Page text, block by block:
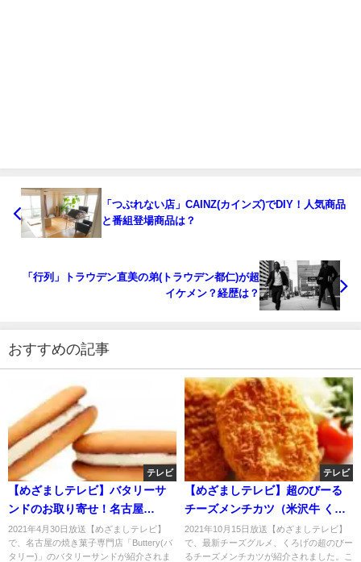
「つぶれない店」CAINZ(カインズ)でDIY！人気商品
と番組登場商品は？
「行列」トラウデン直美の弟(トラウデン都仁)が超
イケメン？経歴は？
おすすめの記事
テレビ
【めざましテレビ】バタリーサ
ンドのお取り寄せ！名古屋
「Buttery」焼き菓子専門店！4
月30日
2021年4月30日放送【めざましテレビ】
で、名古屋の焼き菓子専門店「Buttery(バ
タリー)」のバタリーサンドが紹介されま
テレビ
【めざましテレビ】超のびーる
チーズメンチカツ（米沢牛 くろ
げ）のお取り寄せ！レンジで簡
単！10月15日
2021年10月15日放送【めざましテレビ】
で、最新チーズグルメ、くろげの超のびー
るチーズメンチカツが紹介されました。こ